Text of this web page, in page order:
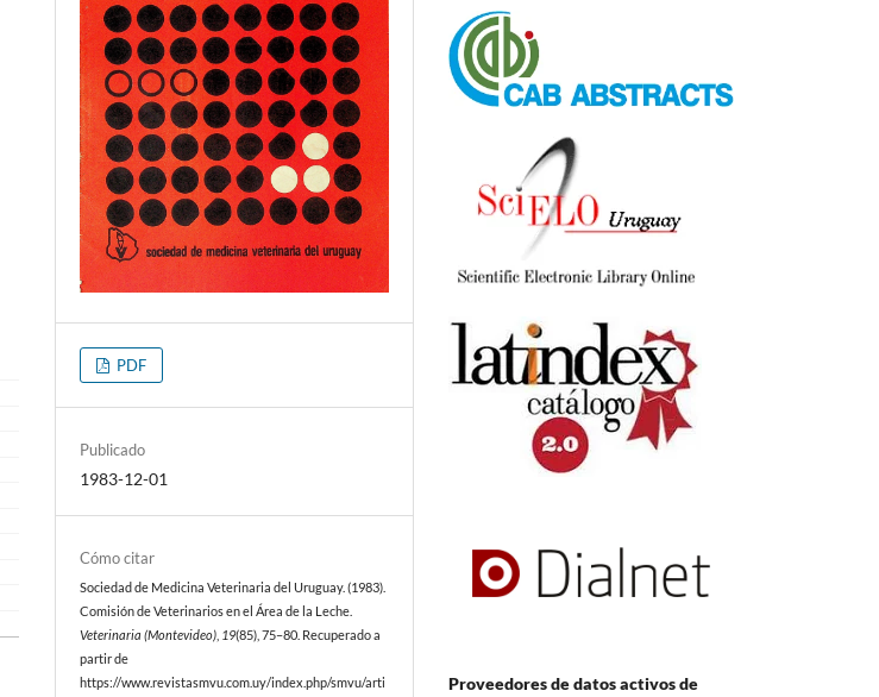
PDF
Publicado
1983-12-01
Cómo citar
Sociedad de Medicina Veterinaria del Uruguay. (1983).
Comisión de Veterinarios en el Área de la Leche.
Veterinaria (Montevideo) 19(85), 75–80. Recuperado a
partir de
https://www.revistasmvu.com.uy/index.php/smvu/arti
Proveedores de datos activos de